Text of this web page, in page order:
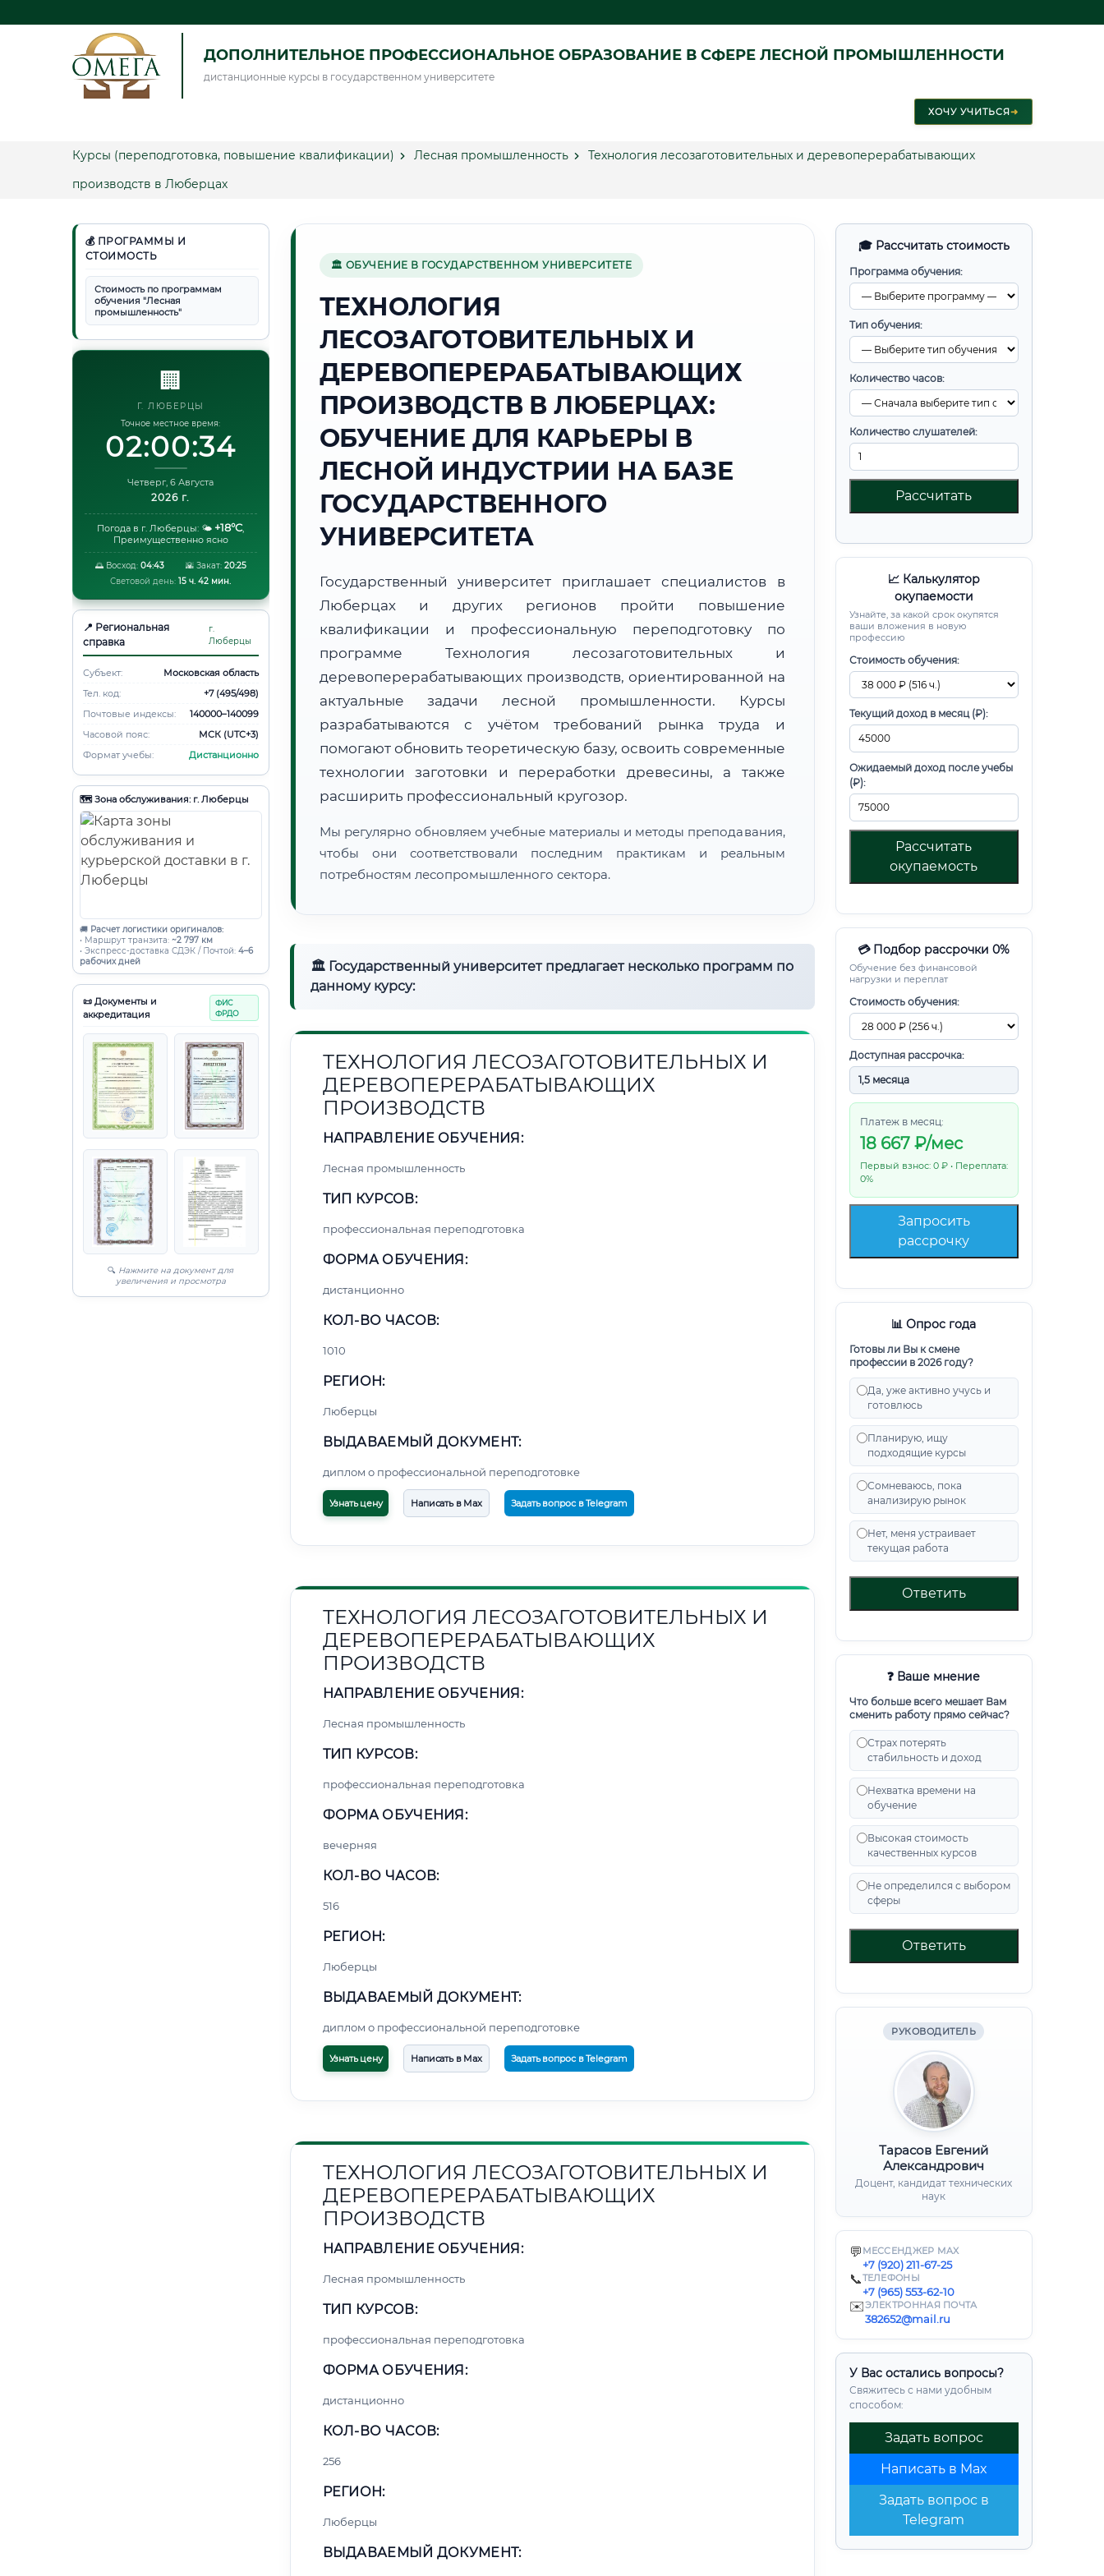
ДОПОЛНИТЕЛЬНОЕ ПРОФЕССИОНАЛЬНОЕ ОБРАЗОВАНИЕ В СФЕРЕ ЛЕСНОЙ ПРОМЫШЛЕННОСТИ
дистанционные курсы в государственном университете
ХОЧУ УЧИТЬСЯ➜
Курсы (переподготовка, повышение квалификации) Лесная промышленность
Технология лесозаготовительных и деревоперерабатывающих
производств в Люберцах
💰 ПРОГРАММЫ И
СТОИМОСТЬ
Стоимость по программам
обучения "Лесная
промышленность"
🏢
Г. ЛЮБЕРЦЫ
Точное местное время:
02:00:35
Четверг, 6 Августа
2026 г.
Погода в г. Люберцы: 🌤️ +18°C,
Преимущественно ясно
🌅 Восход: 04:43 🌇 Закат: 20:25
Световой день: 15 ч. 42 мин.
📍 Региональная
справка
г.
Люберцы
Субъект:
Московская область
Тел. код:
+7 (495/498)
Почтовые индексы:
140000–140099
Часовой пояс:
МСК (UTC+3)
Формат учебы:
Дистанционно
🗺️ Зона обслуживания: г. Люберцы
🚚 Расчет логистики оригиналов:
• Маршрут транзита: ~2 797 км
• Экспресс-доставка СДЭК / Почтой: 4–6
рабочих дней
📜 Документы и
аккредитация
ФИС
ФРДО
🔍 Нажмите на документ для
увеличения и просмотра
🎓 Рассчитать стоимость
Программа обучения:
Тип обучения:
Количество часов:
Количество слушателей:
Рассчитать
📈 Калькулятор
окупаемости
Узнайте, за какой срок окупятся
ваши вложения в новую
профессию
Стоимость обучения:
Текущий доход в месяц (₽):
Ожидаемый доход после учебы
(₽):
Рассчитать
окупаемость
💳 Подбор рассрочки 0%
Обучение без финансовой
нагрузки и переплат
Стоимость обучения:
Доступная рассрочка:
Платеж в месяц:
18 667₽/мес
Первый взнос: 0 ₽ • Переплата:
0%
Запросить
рассрочку
📊 Опрос года
Готовы ли Вы к смене
профессии в 2026 году?
Да, уже активно учусь и
готовлюсь
Планирую, ищу
подходящие курсы
Сомневаюсь, пока
анализирую рынок
Нет, меня устраивает
текущая работа
Ответить
❓ Ваше мнение
Что больше всего мешает Вам
сменить работу прямо сейчас?
Страх потерять
стабильность и доход
Нехватка времени на
обучение
Высокая стоимость
качественных курсов
Не определился с выбором
сферы
Ответить
РУКОВОДИТЕЛЬ
Тарасов Евгений
Александрович
Доцент, кандидат технических
наук
💬 МЕССЕНДЖЕР MAX
+7 (920) 211-67-25
📞ТЕЛЕФОНЫ
+7 (965) 553-62-10
✉️ЭЛЕКТРОННАЯ ПОЧТА
382652@mail.ru
У Вас остались вопросы?
Свяжитесь с нами удобным
способом:
Задать вопрос
Написать в Max
Задать вопрос в
Telegram
🏛 ОБУЧЕНИЕ В ГОСУДАРСТВЕННОМ УНИВЕРСИТЕТЕ
ТЕХНОЛОГИЯ
ЛЕСОЗАГОТОВИТЕЛЬНЫХ И
ДЕРЕВОПЕРЕРАБАТЫВАЮЩИХ
ПРОИЗВОДСТВ В ЛЮБЕРЦАХ:
ОБУЧЕНИЕ ДЛЯ КАРЬЕРЫ В
ЛЕСНОЙ ИНДУСТРИИ НА БАЗЕ
ГОСУДАРСТВЕННОГО
УНИВЕРСИТЕТА
Государственный университет приглашает специалистов в
Люберцах и других регионов пройти повышение
квалификации и профессиональную переподготовку по
программе Технология лесозаготовительных и
деревоперерабатывающих производств, ориентированной на
актуальные задачи лесной промышленности. Курсы
разрабатываются с учётом требований рынка труда и
помогают обновить теоретическую базу, освоить современные
технологии заготовки и переработки древесины, а также
расширить профессиональный кругозор.
Мы регулярно обновляем учебные материалы и методы преподавания,
чтобы они соответствовали последним практикам и реальным
потребностям лесопромышленного сектора.
🏛 Государственный университет предлагает несколько программ по
данному курсу:
ТЕХНОЛОГИЯ ЛЕСОЗАГОТОВИТЕЛЬНЫХ И
ДЕРЕВОПЕРЕРАБАТЫВАЮЩИХ
ПРОИЗВОДСТВ
НАПРАВЛЕНИЕ ОБУЧЕНИЯ:
Лесная промышленность
ТИП КУРСОВ:
профессиональная переподготовка
ФОРМА ОБУЧЕНИЯ:
дистанционно
КОЛ-ВО ЧАСОВ:
1010
РЕГИОН:
Люберцы
ВЫДАВАЕМЫЙ ДОКУМЕНТ:
диплом о профессиональной переподготовке
Узнать цену Написать в Max Задать вопрос в Telegram
ТЕХНОЛОГИЯ ЛЕСОЗАГОТОВИТЕЛЬНЫХ И
ДЕРЕВОПЕРЕРАБАТЫВАЮЩИХ
ПРОИЗВОДСТВ
НАПРАВЛЕНИЕ ОБУЧЕНИЯ:
Лесная промышленность
ТИП КУРСОВ:
профессиональная переподготовка
ФОРМА ОБУЧЕНИЯ:
вечерняя
КОЛ-ВО ЧАСОВ:
516
РЕГИОН:
Люберцы
ВЫДАВАЕМЫЙ ДОКУМЕНТ:
диплом о профессиональной переподготовке
Узнать цену Написать в Max Задать вопрос в Telegram
ТЕХНОЛОГИЯ ЛЕСОЗАГОТОВИТЕЛЬНЫХ И
ДЕРЕВОПЕРЕРАБАТЫВАЮЩИХ
ПРОИЗВОДСТВ
НАПРАВЛЕНИЕ ОБУЧЕНИЯ:
Лесная промышленность
ТИП КУРСОВ:
профессиональная переподготовка
ФОРМА ОБУЧЕНИЯ:
дистанционно
КОЛ-ВО ЧАСОВ:
256
РЕГИОН:
Люберцы
ВЫДАВАЕМЫЙ ДОКУМЕНТ: